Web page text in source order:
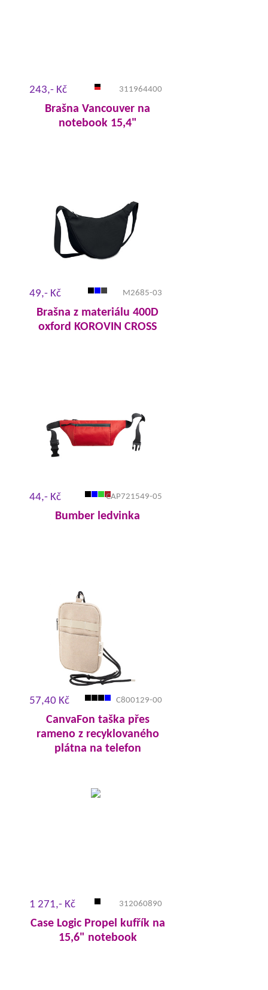
243,- Kč 311964400
Brašna Vancouver na
notebook 15,4"
49,- Kč M2685-03
Brašna z materiálu 400D
oxford KOROVIN CROSS
44,- Kč CAP721549-05
Bumber ledvinka
57,40 Kč C800129-00
CanvaFon taška přes
rameno z recyklovaného
plátna na telefon
1 271,- Kč 312060890
Case Logic Propel kufřík na
15,6" notebook